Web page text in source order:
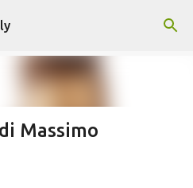
principali
Massimo